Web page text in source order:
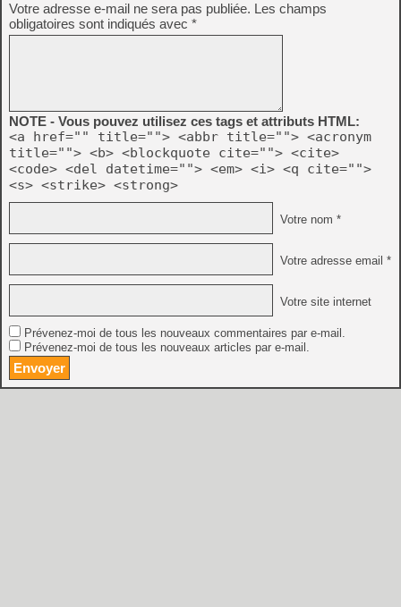
Votre adresse e-mail ne sera pas publiée. Les champs
obligatoires sont indiqués avec *
NOTE - Vous pouvez utilisez ces tags et attributs HTML:
<a href="" title=""> <abbr title=""> <acronym
title=""> <b> <blockquote cite=""> <cite>
<code> <del datetime=""> <em> <i> <q cite="">
<s> <strike> <strong>
Votre nom *
Votre adresse email *
Votre site internet
Prévenez-moi de tous les nouveaux commentaires par e-mail.
Prévenez-moi de tous les nouveaux articles par e-mail.